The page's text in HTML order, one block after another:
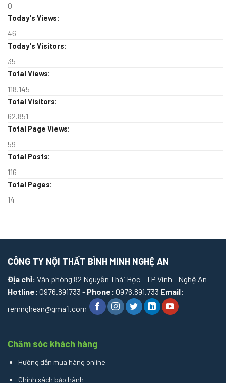
0
Today's Views:
46
Today's Visitors:
35
Total Views:
118.145
Total Visitors:
62.851
Total Page Views:
59
Total Posts:
116
Total Pages:
14
CÔNG TY NỘI THẤT BÌNH MINH NGHỆ AN
Địa chỉ: Văn phòng 82 Nguyễn Thái Học - TP Vinh - Nghệ An
Hotline: 0976.891733 - Phone: 0976.891.733 Email:
remnghean@gmail.com
Chăm sóc khách hàng
Hướng dẫn mua hàng online
Chính sách bảo hành